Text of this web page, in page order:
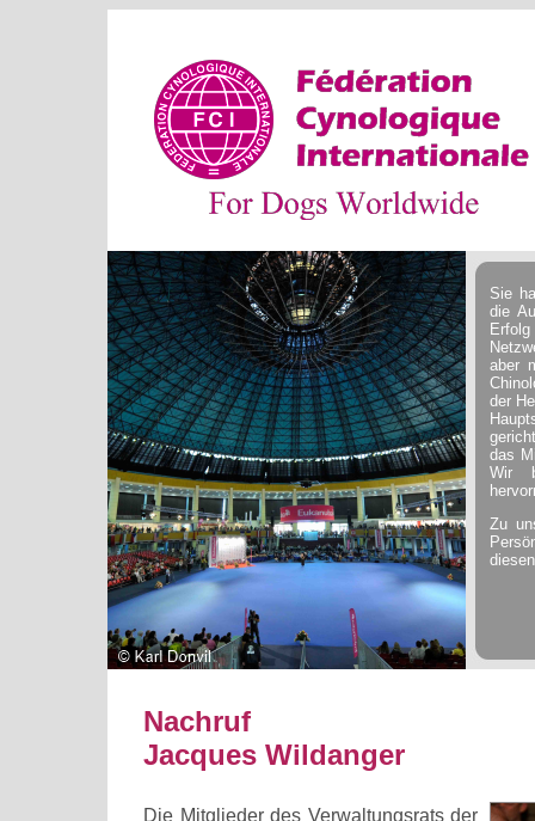
Sie
die
aber
der
das
Wir
Zu
Nachruf
Jacques Wildanger
Die Mitglieder des Verwaltungsrats der